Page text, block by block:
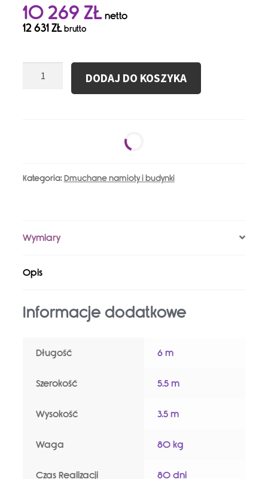
10 269 ZŁnetto
12 631ZŁbrutto
DODAJ DO KOSZYKA
Kategoria:Dmuchane namioty i budynki
Wymiary
Opis
Informacje dodatkowe
Długość 6 m
Szerokość 5.5 m
Wysokość 3.5 m
Waga 80 kg
Czas Realizacji 80 dni